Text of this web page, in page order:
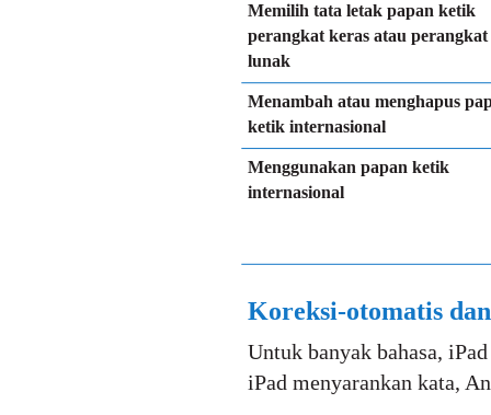
Memilih tata letak papan ketik
perangkat keras atau perangkat
lunak
Menambah atau menghapus
ketik internasional
Menggunakan papan ketik
internasional
Koreksi-otomatis
Untuk banyak bahasa,
iPad menyarankan kata,